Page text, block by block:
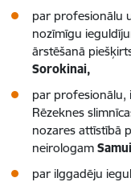
par profesionālu
nozīmīgu
ārstēšanā
Sorokinai,
par profesionālu,
Rēzeknes
nozares attīstībā
neirologam
par ilggadēju